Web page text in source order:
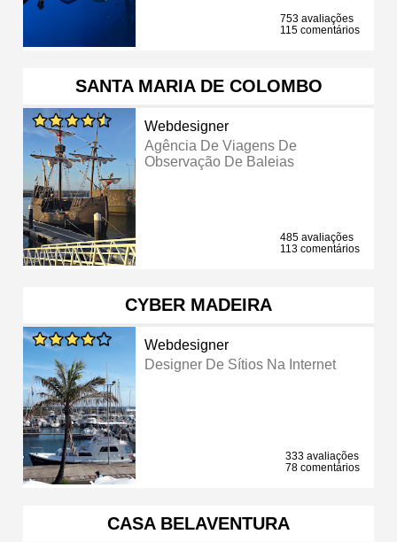
753 avaliações
115 comentários
SANTA MARIA DE COLOMBO
Webdesigner
Agência De Viagens De
Observação De Baleias
485 avaliações
113 comentários
CYBER MADEIRA
Webdesigner
Designer De Sítios Na Internet
333 avaliações
78 comentários
CASA BELAVENTURA